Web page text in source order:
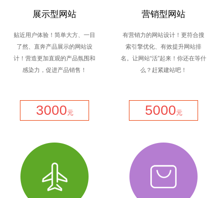
展示型网站
贴近用户体验！简单大方、一目
了然、直奔产品展示的网站设
计！营造更加直观的产品氛围和
感染力，促进产品销售！
3000元
营销型网站
有营销力的网站设计！更符合搜
索引擎优化、有效提升网站排
名。让网站“活”起来！你还在等什
么？赶紧建站吧！
5000元